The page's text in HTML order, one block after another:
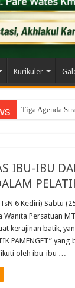
Kurikuler
Tiga Agenda
IBU-IBU
6 Kediri) Sabtu
Wanita Persatuan
kerajinan batik,
PAMENGET”
oleh ibu-ibu …